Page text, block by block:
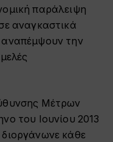
παράλειψη
αναγκαστικά
αναπέμψουν την
Μέτρων
του Ιουνίου 2013
κάθε